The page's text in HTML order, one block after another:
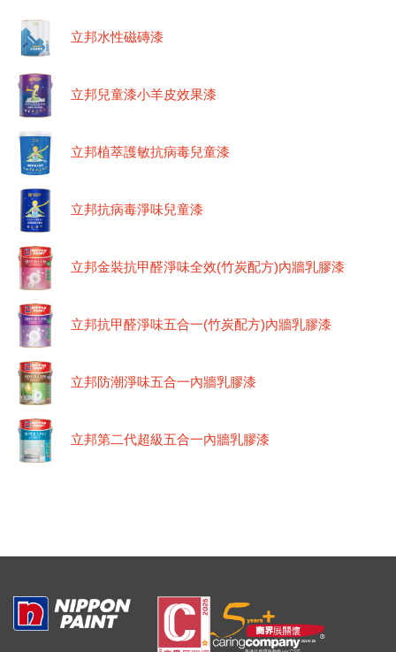
立邦水性磁磚漆
立邦兒童漆小羊皮效果漆
立邦植萃護敏抗病毒兒童漆
立邦抗病毒淨味兒童漆
立邦金裝抗甲醛淨味全效(竹炭配方)內牆乳膠漆
立邦抗甲醛淨味五合一(竹炭配方)內牆乳膠漆
立邦防潮淨味五合一內牆乳膠漆
立邦第二代超級五合一內牆乳膠漆